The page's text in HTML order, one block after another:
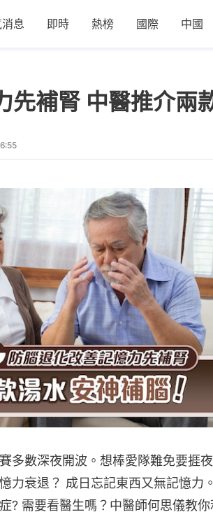
息 即時 熱榜 國際 中國
先補腎 中醫推介兩
多數深夜開波。想棒愛隊難免要捱夜
力衰退？ 成日忘記東西又無記憶力
? 需要看醫生嗎？中醫師何思儀教你